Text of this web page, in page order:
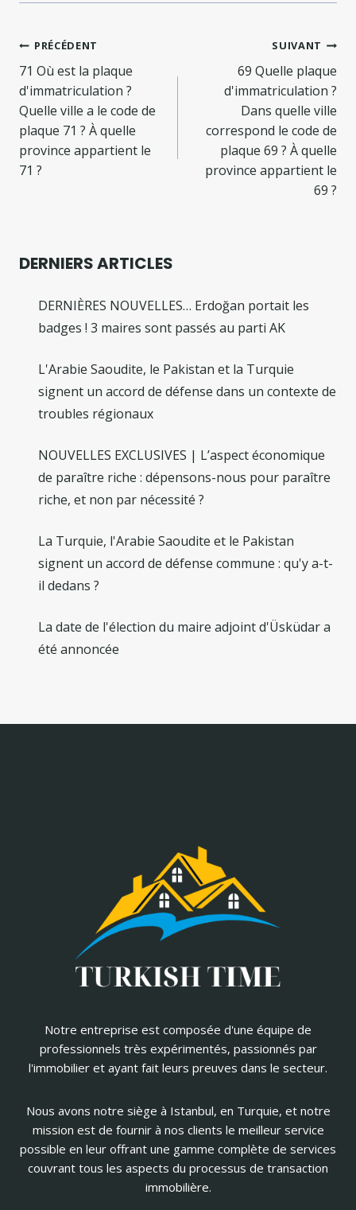
Navigation
de
l’article
PRÉCÉDENT
71 Où est la plaque
d'immatriculation ?
Quelle ville a le code de
plaque 71 ? À quelle
province appartient le
71 ?
SUIVANT
69 Quelle plaque
d'immatriculation ?
Dans quelle ville
correspond le code de
plaque 69 ? À quelle
province appartient le
69 ?
DERNIERS ARTICLES
DERNIÈRES NOUVELLES… Erdoğan portait les
badges ! 3 maires sont passés au parti AK
L'Arabie Saoudite, le Pakistan et la Turquie
signent un accord de défense dans un contexte de
troubles régionaux
NOUVELLES EXCLUSIVES | L’aspect économique
de paraître riche : dépensons-nous pour paraître
riche, et non par nécessité ?
La Turquie, l'Arabie Saoudite et le Pakistan
signent un accord de défense commune : qu'y a-t-
il dedans ?
La date de l'élection du maire adjoint d'Üsküdar a
été annoncée
Notre entreprise est composée d'une équipe de
professionnels très expérimentés, passionnés par
l'immobilier et ayant fait leurs preuves dans le secteur.
Nous avons notre siège à Istanbul, en Turquie, et notre
mission est de fournir à nos clients le meilleur service
possible en leur offrant une gamme complète de services
couvrant tous les aspects du processus de transaction
immobilière.